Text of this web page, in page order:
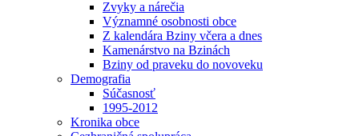
Zvyky a nárečia
Významné osobnosti obce
Z kalendára Bziny včera a dnes
Kamenárstvo na Bzinách
Bziny od praveku do novoveku
Demografia
Súčasnosť
1995-2012
Kronika obce